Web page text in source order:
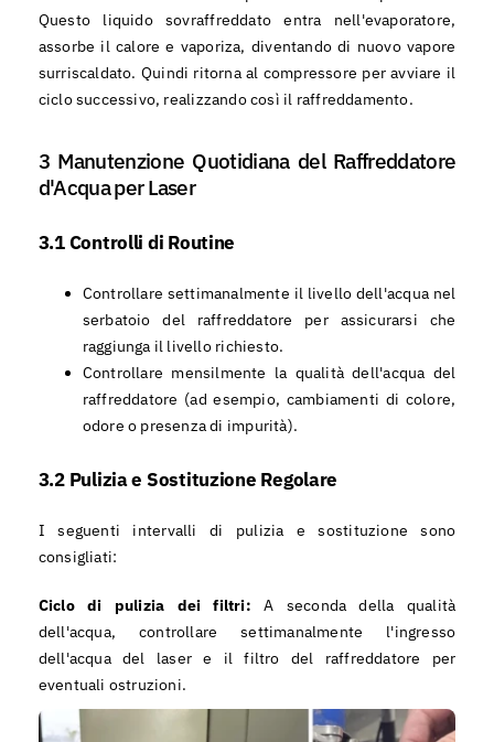
Questo liquido sovraffreddato entra nell'evaporatore,
assorbe il calore e vaporiza, diventando di nuovo vapore
surriscaldato. Quindi ritorna al compressore per avviare il
ciclo successivo, realizzando così il raffreddamento.
3 Manutenzione Quotidiana del Raffreddatore
d'Acqua per Laser
3.1 Controlli di Routine
Controllare settimanalmente il livello dell'acqua nel
serbatoio del raffreddatore per assicurarsi che
raggiunga il livello richiesto.
Controllare mensilmente la qualità dell'acqua del
raffreddatore (ad esempio, cambiamenti di colore,
odore o presenza di impurità).
3.2 Pulizia e Sostituzione Regolare
I seguenti intervalli di pulizia e sostituzione sono
consigliati:
Ciclo di pulizia dei filtri: A seconda della qualità
dell'acqua, controllare settimanalmente l'ingresso
dell'acqua del laser e il filtro del raffreddatore per
eventuali ostruzioni.